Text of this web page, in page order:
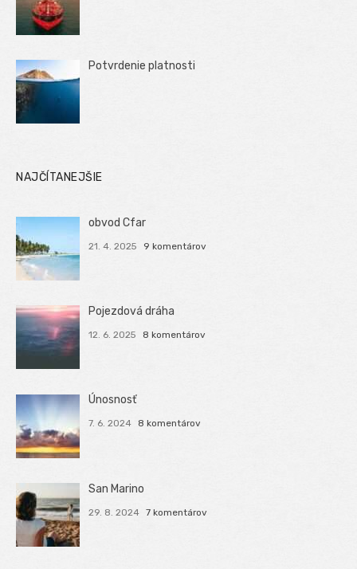
Potvrdenie platnosti
NAJČÍTANEJŠIE
obvod Cfar
21. 4. 2025 9 komentárov
Pojezdová dráha
12. 6. 2025 8 komentárov
Únosnosť
7. 6. 2024 8 komentárov
San Marino
29. 8. 2024 7 komentárov